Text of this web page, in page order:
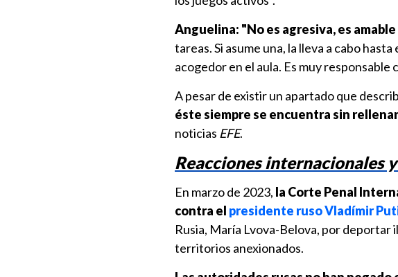
Anguelina: "No es agresiva, es amable
tareas. Si asume una, la lleva a cabo
acogedor en el aula. Es muy responsable
A pesar de existir un apartado que
éste siempre se encuentra sin rellenar
noticias EFE.
Reacciones internacionales
En marzo de 2023, la Corte Penal
contra el presidente rusoVladímir
Rusia, María Lvova-Belova, por deportar
territorios anexionados.